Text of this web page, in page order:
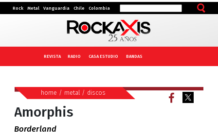
Rock Metal Vanguardia Chile Colombia
REVISTA RADIO CASA ESTUDIO BANDAS
home / metal / discos
Amorphis
Borderland